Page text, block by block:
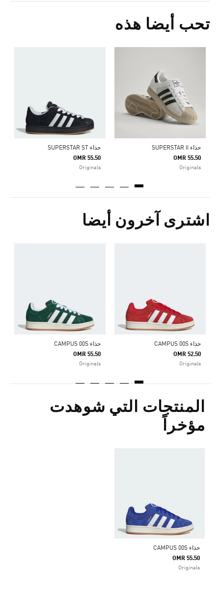
تحب أيضا هذه
حذاء SUPERSTAR II
OMR 55.50
Originals
حذاء SUPERSTAR ST
OMR 55.50
Originals
اشترى آخرون أيضا
حذاء CAMPUS 00S
OMR 52.50
Originals
حذاء CAMPUS 00S
OMR 55.50
Originals
المنتجات التي شوهدت
مؤخراً
حذاء CAMPUS 00S
OMR 55.50
Originals